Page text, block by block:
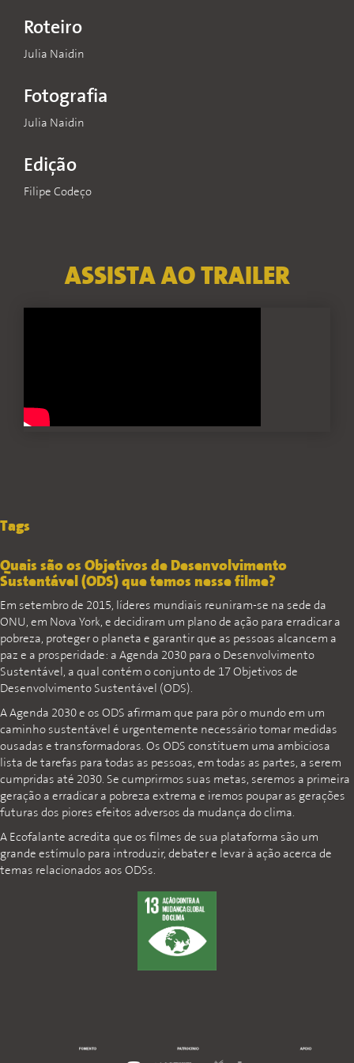
Roteiro
Julia Naidin
Fotografia
Julia Naidin
Edição
Filipe Codeço
ASSISTA AO TRAILER
Tags
Quais são os Objetivos de Desenvolvimento
Sustentável (ODS) que temos nesse filme?
Em setembro de 2015, líderes mundiais reuniram-se na sede da
ONU, em Nova York, e decidiram um plano de ação para erradicar a
pobreza, proteger o planeta e garantir que as pessoas alcancem a
paz e a prosperidade: a Agenda 2030 para o Desenvolvimento
Sustentável, a qual contém o conjunto de 17 Objetivos de
Desenvolvimento Sustentável (ODS).
A Agenda 2030 e os ODS afirmam que para pôr o mundo em um
caminho sustentável é urgentemente necessário tomar medidas
ousadas e transformadoras. Os ODS constituem uma ambiciosa
lista de tarefas para todas as pessoas, em todas as partes, a serem
cumpridas até 2030. Se cumprirmos suas metas, seremos a primeira
geração a erradicar a pobreza extrema e iremos poupar as gerações
futuras dos piores efeitos adversos da mudança do clima.
A Ecofalante acredita que os filmes de sua plataforma são um
grande estímulo para introduzir, debater e levar à ação acerca de
temas relacionados aos ODSs.